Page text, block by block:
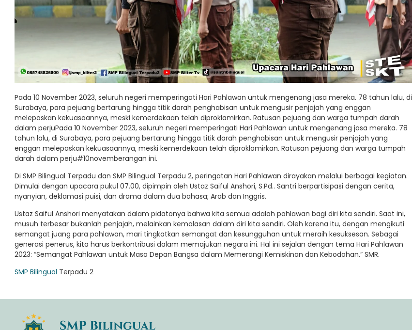
Pada 10 November 2023, seluruh negeri memperingati Hari Pahlawan untuk mengenang jasa mereka. 78 tahun lalu, di
Surabaya, para pejuang bertarung hingga titik darah penghabisan untuk mengusir penjajah yang enggan
melepaskan kekuasaannya, meski kemerdekaan telah diproklamirkan. Ratusan pejuang dan warga tumpah darah
dalam perjuPada 10 November 2023, seluruh negeri memperingati Hari Pahlawan untuk mengenang jasa mereka. 78
tahun lalu, di Surabaya, para pejuang bertarung hingga titik darah penghabisan untuk mengusir penjajah yang
enggan melepaskan kekuasaannya, meski kemerdekaan telah diproklamirkan. Ratusan pejuang dan warga tumpah
darah dalam perju#10novemberangan ini.
Di SMP Bilingual Terpadu dan SMP Bilingual Terpadu 2, peringatan Hari Pahlawan dirayakan melalui berbagai kegiatan.
Dimulai dengan upacara pukul 07.00, dipimpin oleh Ustaz Saiful Anshori, S.Pd.. Santri berpartisipasi dengan cerita,
nyanyian, deklamasi puisi, dan drama dalam dua bahasa; Arab dan Inggris.
Ustaz Saiful Anshori menyatakan dalam pidatonya bahwa kita semua adalah pahlawan bagi diri kita sendiri. Saat ini,
musuh terbesar bukanlah penjajah, melainkan kemalasan dalam diri kita sendiri. Oleh karena itu, dengan mengikuti
semangat juang para pahlawan, mari tingkatkan semangat dan kesungguhan untuk meraih kesuksesan. Sebagai
generasi penerus, kita harus berkontribusi dalam memajukan negara ini. Hal ini sejalan dengan tema Hari Pahlawan
2023: “Semangat Pahlawan untuk Masa Depan Bangsa dalam Memerangi Kemiskinan dan Kebodohan.” SMR.
SMP Bilingual Terpadu 2